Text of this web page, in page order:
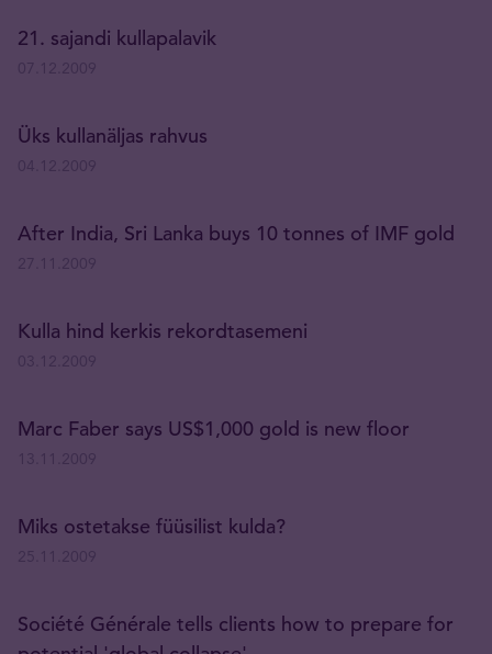
21. sajandi kullapalavik
Üks kullanäljas rahvus
After India, Sri Lanka buys 10 tonnes of IMF gold
Kulla hind kerkis rekordtasemeni
Marc Faber says US$1,000 gold is new floor
Miks ostetakse füüsilist kulda?
Société Générale tells clients how to prepare for